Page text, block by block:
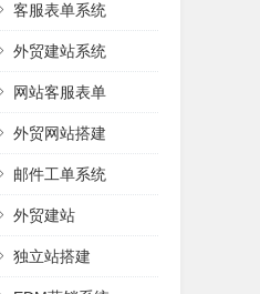
客服表单系统
外贸建站系统
网站客服表单
外贸网站搭建
邮件工单系统
外贸建站
独立站搭建